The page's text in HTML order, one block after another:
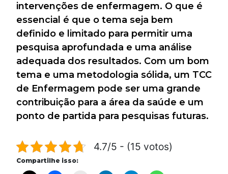
intervenções de enfermagem. O que é
essencial é que o tema seja bem
definido e limitado para permitir uma
pesquisa aprofundada e uma análise
adequada dos resultados. Com um bom
tema e uma metodologia sólida, um TCC
de Enfermagem pode ser uma grande
contribuição para a área da saúde e um
ponto de partida para pesquisas futuras.
4.7/5 - (15 votos)
Compartilhe isso: